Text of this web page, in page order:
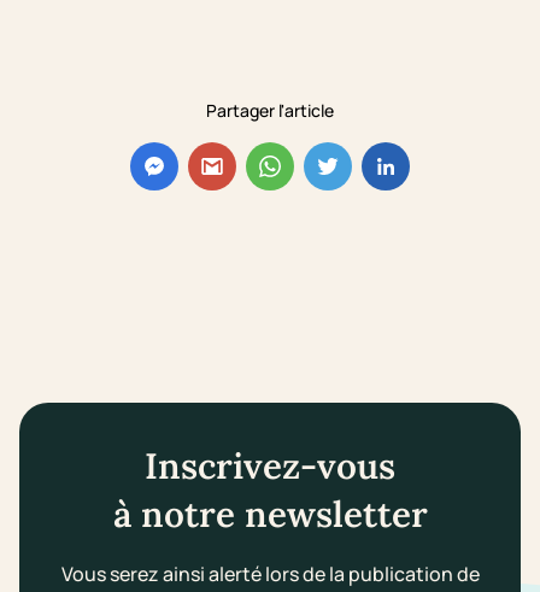
Partager l'article
Inscrivez-vous
à notre newsletter
Vous serez ainsi alerté lors de la publication de